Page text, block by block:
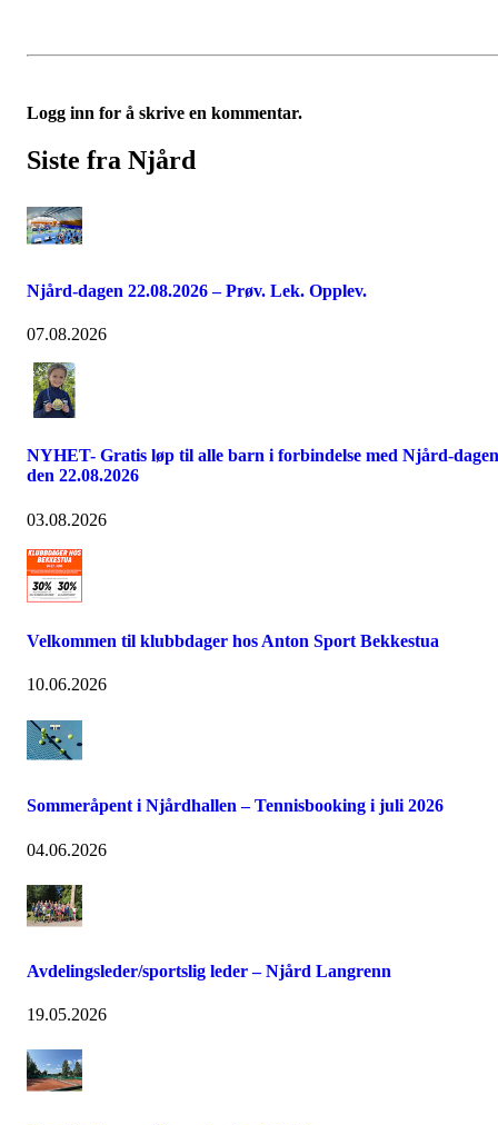
Logg inn for å skrive en kommentar.
Siste fra Njård
Njård-dagen 22.08.2026 – Prøv. Lek. Opplev.
07.08.2026
NYHET- Gratis løp til alle barn i forbindelse med Njård-dagen
den 22.08.2026
03.08.2026
Velkommen til klubbdager hos Anton Sport Bekkestua
10.06.2026
Sommeråpent i Njårdhallen – Tennisbooking i juli 2026
04.06.2026
Avdelingsleder/sportslig leder – Njård Langrenn
19.05.2026